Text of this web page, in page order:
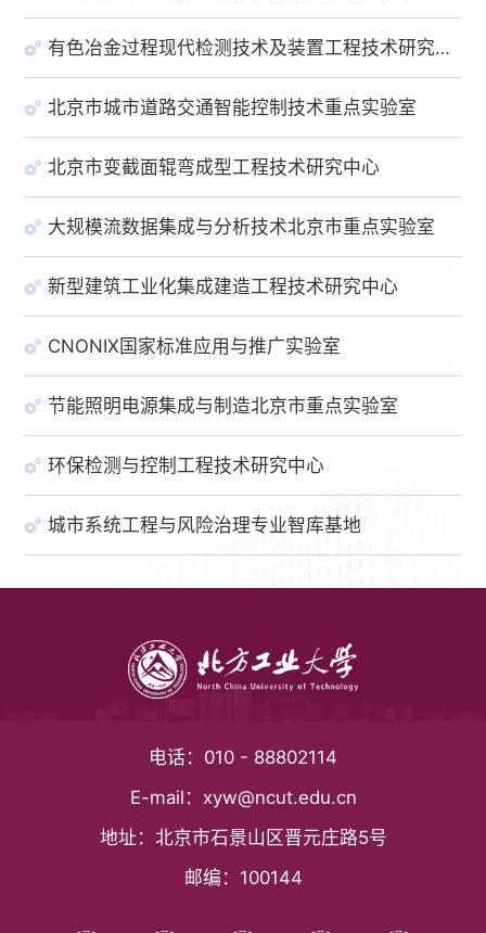
有色冶金过程现代检测技术及装置工程技术研究中心
北京市城市道路交通智能控制技术重点实验室
北京市变截面辊弯成型工程技术研究中心
大规模流数据集成与分析技术北京市重点实验室
新型建筑工业化集成建造工程技术研究中心
CNONIX国家标准应用与推广实验室
节能照明电源集成与制造北京市重点实验室
环保检测与控制工程技术研究中心
城市系统工程与风险治理专业智库基地
电话： 010 - 88802114
E-mail： xyw@ncut.edu.cn
地址： 北京市石景山区晋元庄路5号
邮编： 100144